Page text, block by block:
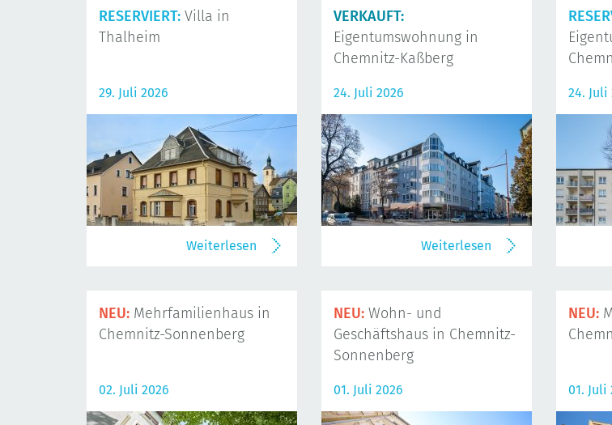
RESERVIERT: Villa in
Thalheim
29. Juli 2026
Weiterlesen
VERKAUFT:
Eigentumswohnung in
Chemnitz-Kaßberg
24. Juli 2026
Weiterlesen
24. Juli
NEU: Mehrfamilienhaus in
Chemnitz-Sonnenberg
02. Juli 2026
NEU: Wohn- und
Geschäftshaus in Chemnitz-
Sonnenberg
01. Juli 2026
NEU:
01. Juli